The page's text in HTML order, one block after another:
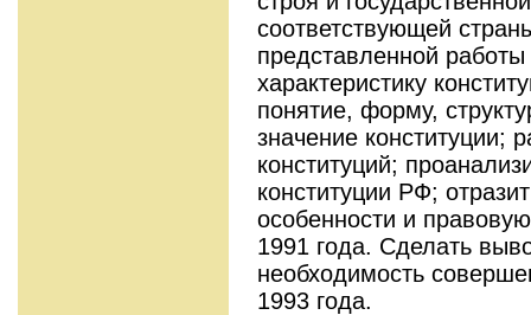
соответствующей
представленной
характеристику
понятие, форму,
значение конституции;
конституций;
конституции РФ;
особенности и
1991 года. Сделать
необходимость
1993 года.